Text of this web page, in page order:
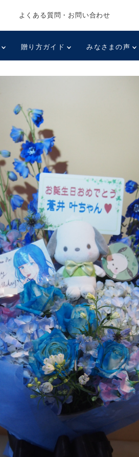
よくある質問・お問い合わせ
贈り方ガイド みなさまの声